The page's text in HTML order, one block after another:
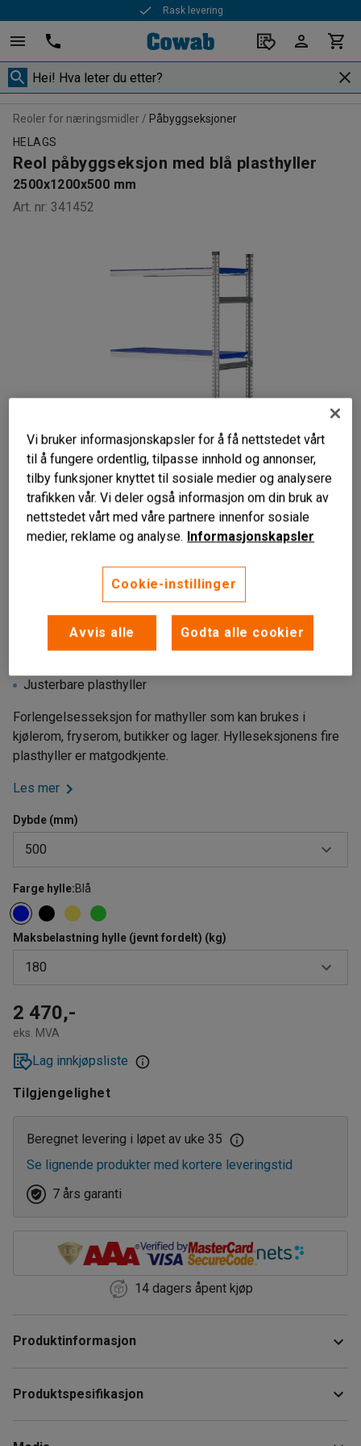
Rask levering
Reoler for næringsmidler
Påbyggseksjoner
HELAGS
Reol påbyggseksjon med blå plasthyller
2500x1200x500 mm
Art. nr: 341452
Justerbare plasthyller
Forlengelsesseksjon for mathyller som kan brukes i
kjølerom, fryserom, butikker og lager. Hylleseksjonens fire
plasthyller er matgodkjente.
Les mer
Dybde (mm)
500
400
500
Farge hylle:Blå
Maksbelastning hylle (jevnt fordelt) (kg)
180
120
160
180
2 470,-
eks. MVA
Lag innkjøpsliste
Tilgjengelighet
Beregnet levering i løpet av uke 35
Se lignende produkter med kortere leveringstid
7 års garanti
14 dagers åpent kjøp
Produktinformasjon
passer til mathyller. Denne hylleseksjonen er laget for bruk
Produktspesifikasjon
Vi bruker informasjonskapsler for å få nettstedet vårt
til å fungere ordentlig, tilpasse innhold og annonser,
tilby funksjoner knyttet til sosiale medier og analysere
trafikken vår. Vi deler også informasjon om din bruk av
nettstedet vårt med våre partnere innenfor sosiale
medier, reklame og analyse. Informasjonskapsler
Cookie-instillinger
Avvis alle Godta alle cookier